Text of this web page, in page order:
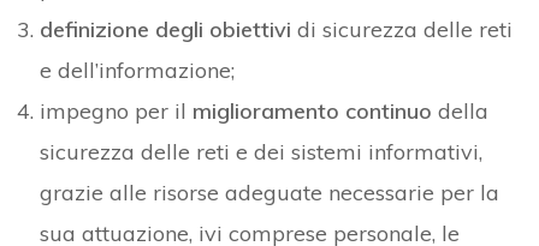
definizione degli obiettividi sicurezza delle reti
e dell’informazione;
impegno per il miglioramento continuo della
sicurezza delle reti e dei sistemi informativi,
grazie alle risorse adeguate necessarie per la
sua attuazione, ivi comprese personale, le